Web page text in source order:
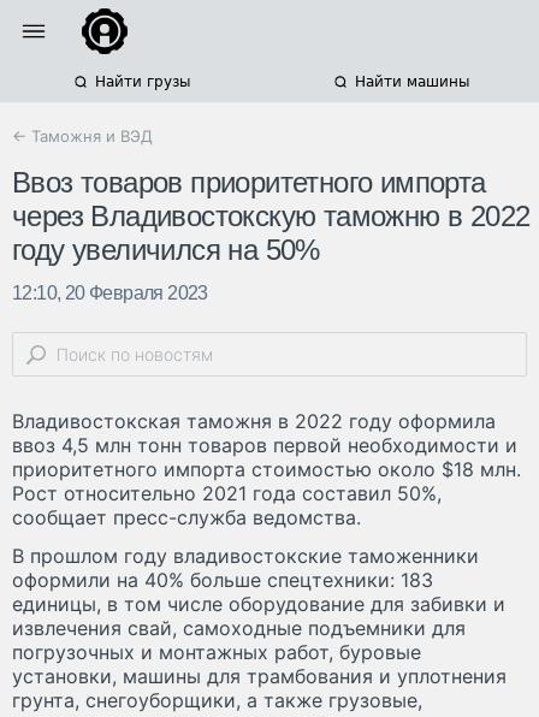
Найти грузы Найти машины
← Таможня и ВЭД
Ввоз товаров приоритетного импорта
через Владивостокскую таможню в 2022
году увеличился на 50%
12:10, 20 Февраля 2023
Владивостокская таможня в 2022 году оформила
ввоз 4,5 млн тонн товаров первой необходимости и
приоритетного импорта стоимостью около $18 млн.
Рост относительно 2021 года составил 50%,
сообщает пресс-служба ведомства.
В прошлом году владивостокские таможенники
оформили на 40% больше спецтехники: 183
единицы, в том числе оборудование для забивки и
извлечения свай, самоходные подъемники для
погрузочных и монтажных работ, буровые
установки, машины для трамбования и уплотнения
грунта, снегоуборщики, а также грузовые,